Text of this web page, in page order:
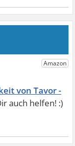
von Tavor -